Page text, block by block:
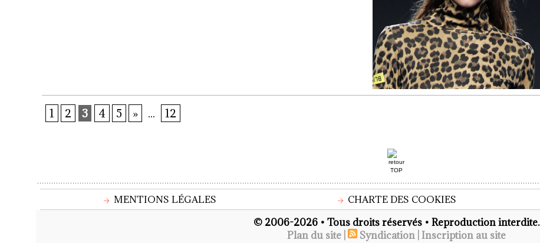
1 2 3 4 5 » ... 12
MENTIONS LÉGALES CHARTE DES COOKIES
© 2006-2026 • Tous droits réservés • Reproduction interdite.
Plan du site
Syndication Inscription au site